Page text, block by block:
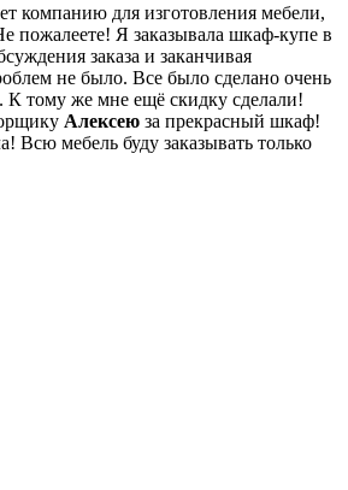
компанию для изготовления мебели,
пожалеете! Я заказывала шкаф-купе в
заказа и заканчивая
не было. Все было сделано очень
К тому же мне ещё скидку сделали!
Алексею за прекрасный шкаф!
Всю мебель буду заказывать только